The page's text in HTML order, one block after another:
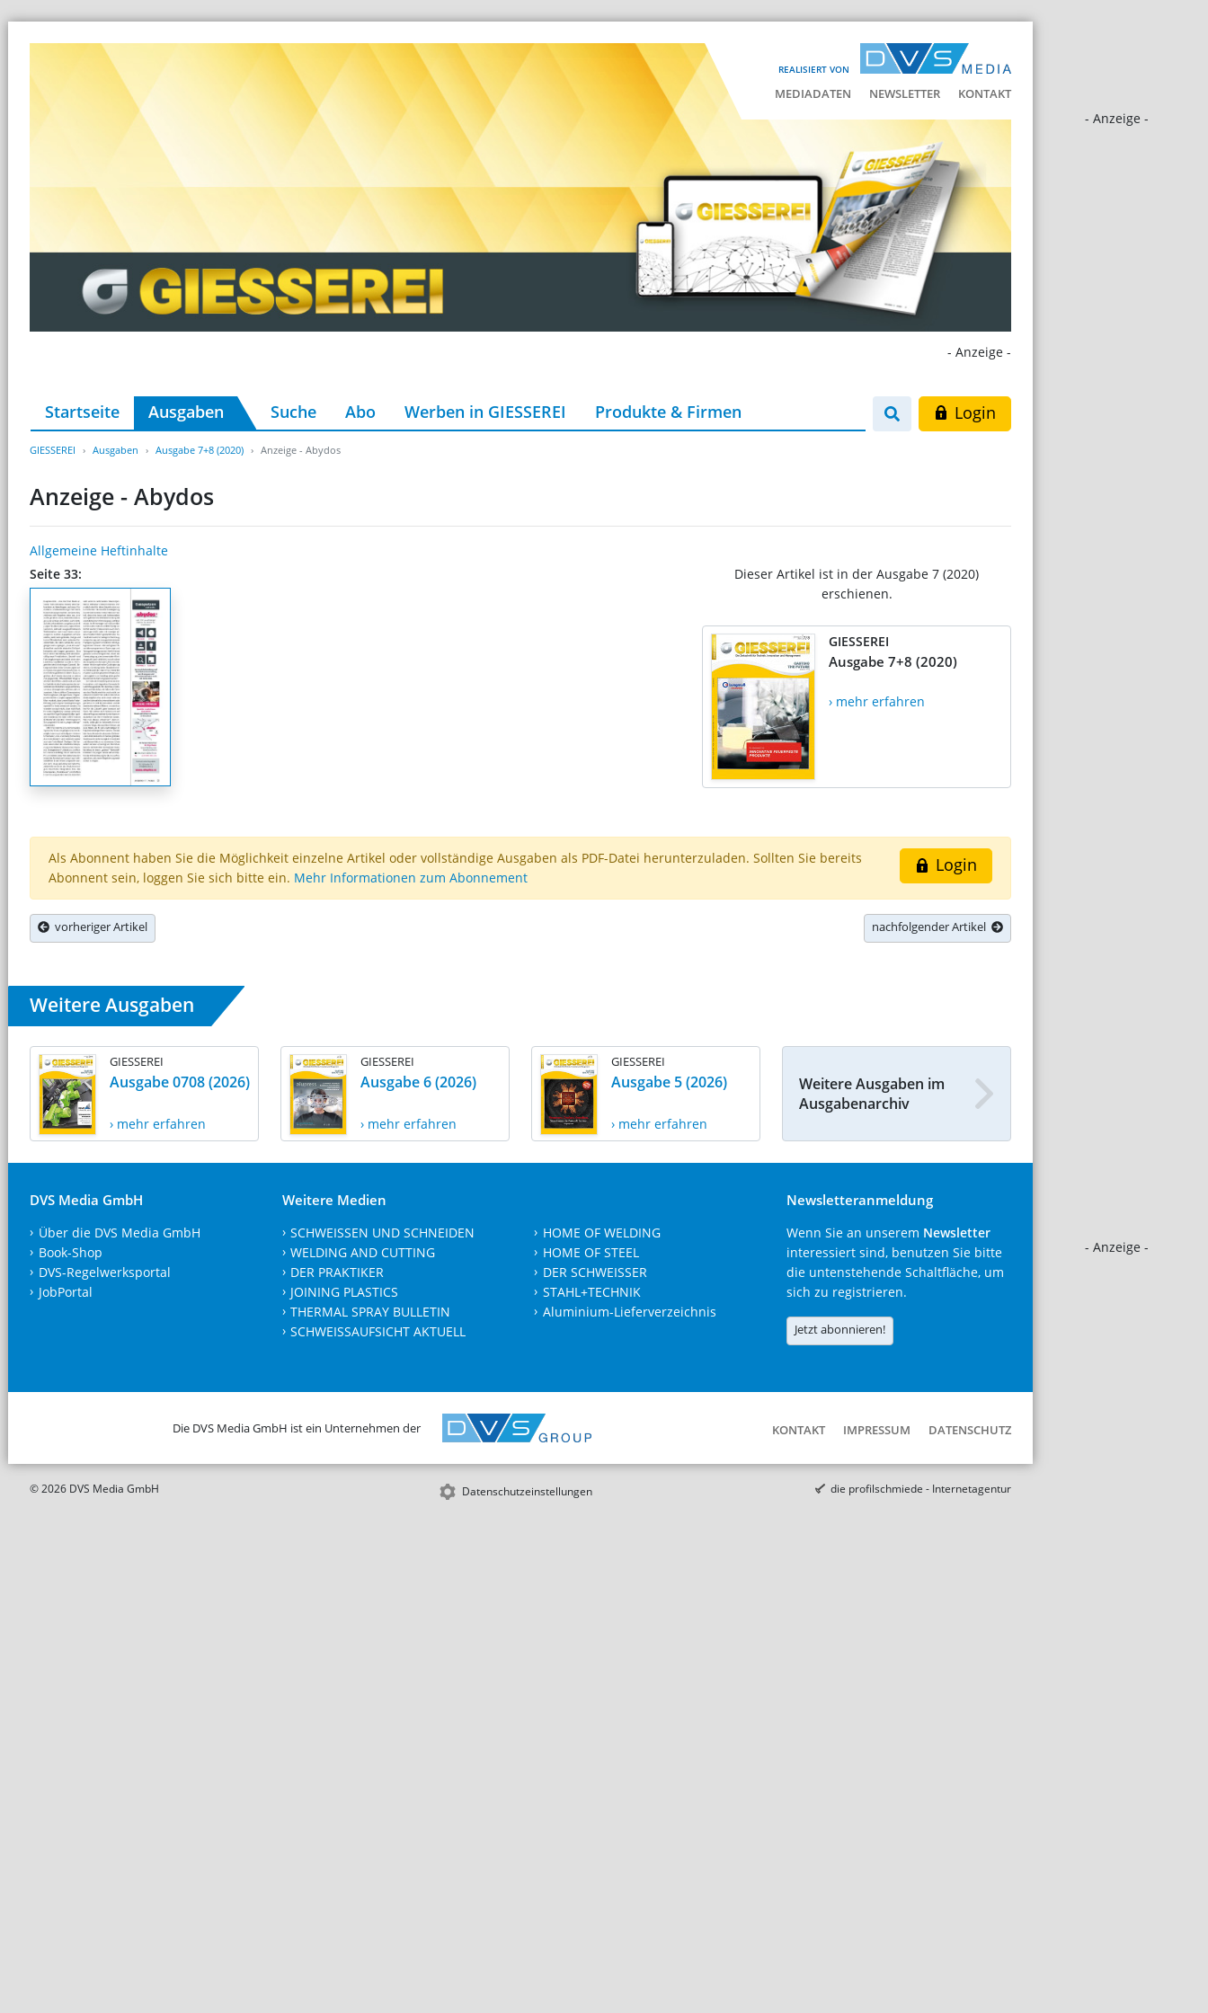
REALISIERT VON
MEDIADATEN NEWSLETTER KONTAKT
- Anzeige -
- Anzeige -
- Anzeige -
Startseite Ausgaben Suche Abo Werben in GIESSEREI Produkte & Firmen Login
GIESSEREI Ausgaben Ausgabe 7+8 (2020) Anzeige - Abydos
Anzeige - Abydos
Allgemeine Heftinhalte
Seite 33:
Dieser Artikel ist in der Ausgabe 7 (2020)
erschienen.
GIESSEREI
Ausgabe 7+8 (2020)
› mehr erfahren
Login
Als Abonnent haben Sie die Möglichkeit einzelne Artikel oder vollständige Ausgaben als PDF-Datei herunterzuladen. Sollten Sie bereits
Abonnent sein, loggen Sie sich bitte ein. Mehr Informationen zum Abonnement
vorheriger Artikel nachfolgender Artikel
Weitere Ausgaben
GIESSEREI
Ausgabe 0708 (2026)
› mehr erfahren
GIESSEREI
Ausgabe 6 (2026)
› mehr erfahren
GIESSEREI
Ausgabe 5 (2026)
› mehr erfahren
Weitere Ausgaben im
Ausgabenarchiv
DVS Media GmbH
Über die DVS Media GmbH
Book-Shop
DVS-Regelwerksportal
JobPortal
Weitere Medien
SCHWEISSEN UND SCHNEIDEN
WELDING AND CUTTING
DER PRAKTIKER
JOINING PLASTICS
THERMAL SPRAY BULLETIN
SCHWEISSAUFSICHT AKTUELL
HOME OF WELDING
HOME OF STEEL
DER SCHWEISSER
STAHL+TECHNIK
Aluminium-Lieferverzeichnis
Newsletteranmeldung
Wenn Sie an unserem Newsletter
interessiert sind, benutzen Sie bitte
die untenstehende Schaltfläche, um
sich zu registrieren.
Jetzt abonnieren!
Die DVS Media GmbH ist ein Unternehmen der KONTAKT IMPRESSUM DATENSCHUTZ
© 2026 DVS Media GmbH Datenschutzeinstellungen die profilschmiede - Internetagentur